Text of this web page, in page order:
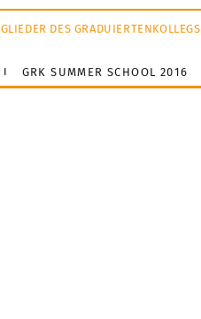
DES GRADUIERTENKOLLEGS
GRK SUMMER SCHOOL 2016